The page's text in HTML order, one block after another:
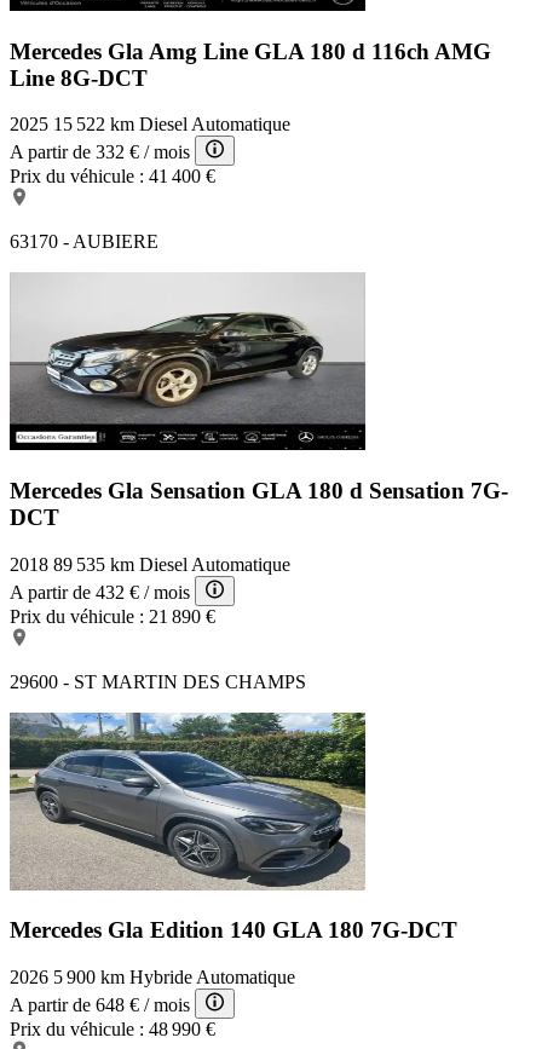
Mercedes Gla Amg Line GLA 180 d 116ch AMG
Line 8G-DCT
2025 15 522 km Diesel Automatique
A partir de 332 € / mois
Prix du véhicule : 41 400 €
63170 - AUBIERE
Mercedes Gla Sensation GLA 180 d Sensation 7G-
DCT
2018 89 535 km Diesel Automatique
A partir de 432 € / mois
Prix du véhicule : 21 890 €
29600 - ST MARTIN DES CHAMPS
Mercedes Gla Edition 140 GLA 180 7G-DCT
2026 5 900 km Hybride Automatique
A partir de 648 € / mois
Prix du véhicule : 48 990 €